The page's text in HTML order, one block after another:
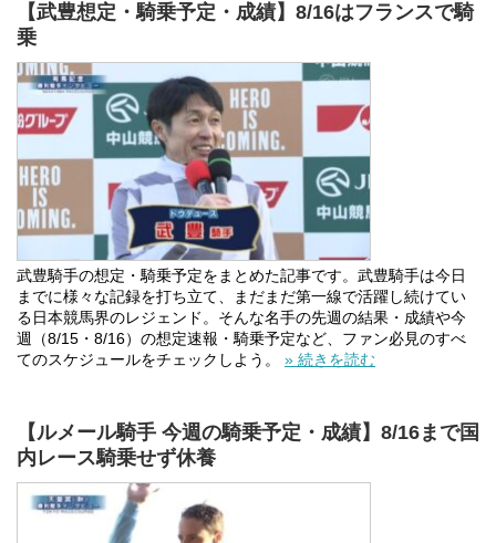
【武豊想定・騎乗予定・成績】8/16はフランスで騎
乗
武豊騎手の想定・騎乗予定をまとめた記事です。武豊騎手は今日
までに様々な記録を打ち立て、まだまだ第一線で活躍し続けてい
る日本競馬界のレジェンド。そんな名手の先週の結果・成績や今
週（8/15・8/16）の想定速報・騎乗予定など、ファン必見のすべ
てのスケジュールをチェックしよう。 » 続きを読む
【ルメール騎手 今週の騎乗予定・成績】8/16まで国
内レース騎乗せず休養